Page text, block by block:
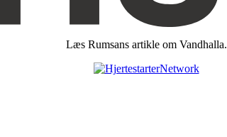
Læs Rumsans artikle om Vandhalla.